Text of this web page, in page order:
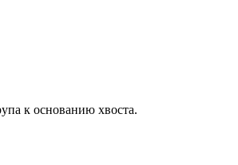
к основанию хвоста.